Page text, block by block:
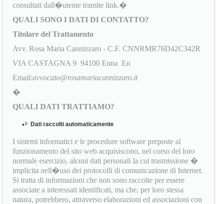
consultati dall�utente tramite link.�
QUALI SONO I DATI DI CONTATTO?
Titolare del Trattamento
Avv. Rosa Maria Cannizzaro - C.F. CNNRMR76D42C342R
VIA CASTAGNA 9 94100 Enna En
Email:avvocato@rosamariacannizzaro.it
�
QUALI DATI TRATTIAMO?
Dati raccolti automaticamente
I sistemi informatici e le procedure software preposte al
funzionamento del sito web acquisiscono, nel corso del loro
normale esercizio, alcuni dati personali la cui trasmissione �
implicita nell�uso dei protocolli di comunicazione di Internet.
Si tratta di informazioni che non sono raccolte per essere
associate a interessati identificati, ma che, per loro stessa
natura, potrebbero, attraverso elaborazioni ed associazioni con